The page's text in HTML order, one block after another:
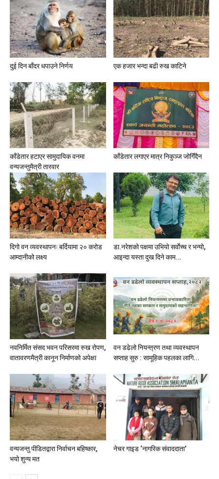
दुई दिन बाँदर धपाउने निर्णय एक हजार भन्दा बढी रुख काटिने
काँडेतार हटाएर सामुदायिक वनमा
वन्यजन्तुमैत्री तारवार
काँडेतार लगाएर मात्र निकुञ्ज जोगिँदैन
दिगो वन व्यवस्थापनः बर्दियामा २० करोड
आम्दानीको लक्ष्य
डा.नरेशको पक्षमा उभियो सर्वाेच्च र भन्यो,
आइन्दा यस्ता दुख दिने काम...
नवनिर्मित संसद भवन परिसरमा रुख रोपण,
वातावरणमैत्री कानून निर्माणको अपेक्षा
वन डढेलो नियन्त्रण तथा व्यवस्थापन
सप्ताह सुरु : सामूहिक पहलका लागि...
वन्यजन्तु पीडितद्वारा निर्वाचन बहिष्कार,
भयो शुन्य मत
नेचर गाइड ‘नागरिक संवाददाता’